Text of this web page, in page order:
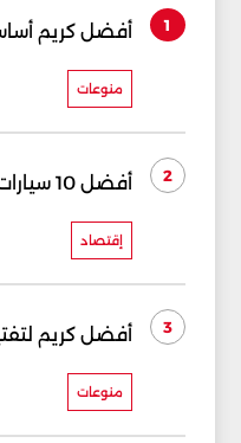
1 أفضل كريم
منوعات
2 أفضل 10 سيارات مناسبة للشباب
إقتصاد
3 أفضل كريم
منوعات